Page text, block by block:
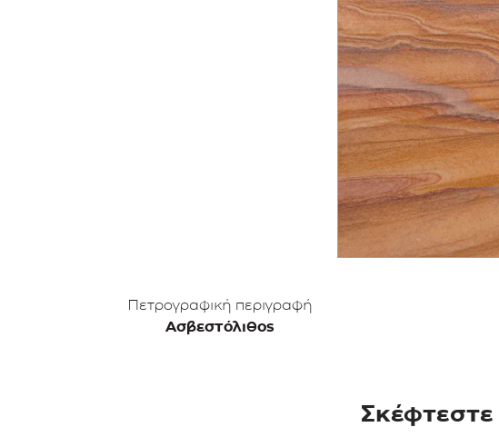
Πετρογραφική περιγραφή
Ασβεστόλιθος
Σκέφτεστε